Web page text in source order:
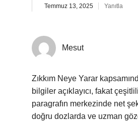
Temmuz 13, 2025 Yanıtla
Mesut
Zıkkım Neye Yarar
bilgiler açıklayıcı, fakat
paragrafın merkezinde net
doğru dozlarda ve uzman